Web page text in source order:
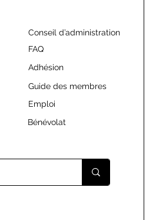
Conseil d’administration
FAQ
Adhésion
Guide des membres
Emploi
Bénévolat